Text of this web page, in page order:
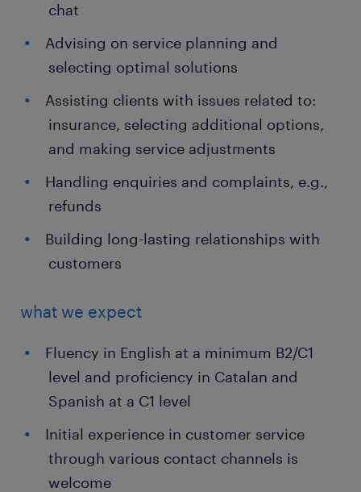
chat
Advising on service planning and
selecting optimal solutions
Assisting clients with issues related to:
insurance, selecting additional options,
and making service adjustments
Handling enquiries and complaints, e.g.,
refunds
Building long-lasting relationships with
customers
what we expect
Fluency in English at a minimum B2/C1
level and proficiency in Catalan and
Spanish at a C1 level
Initial experience in customer service
through various contact channels is
welcome